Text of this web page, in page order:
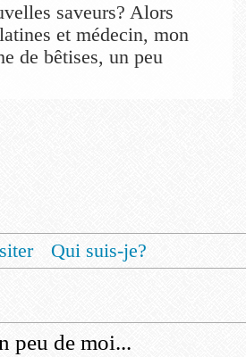
saveurs? Alors
et médecin, mon
de bêtises, un peu
Qui suis-je?
peu de moi...